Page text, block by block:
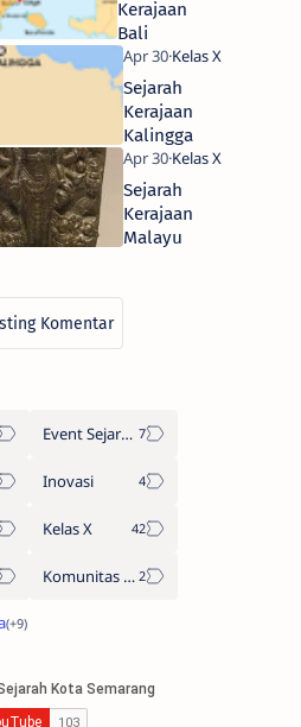
Kerajaan
Bali
Sejarah
Kerajaan
Kalingga
Sejarah
Kerajaan
Malayu
Event Sejarah Kota Semarang
Inovasi
Kelas X
Komunitas Belajar